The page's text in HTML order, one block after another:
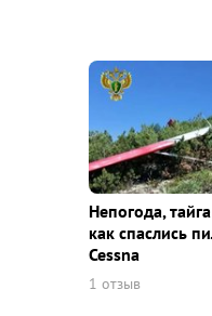
Непогода,
как спаслись
Cessna
1 отзыв